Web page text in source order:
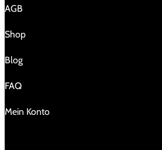
AGB
Shop
Blog
FAQ
Mein Konto